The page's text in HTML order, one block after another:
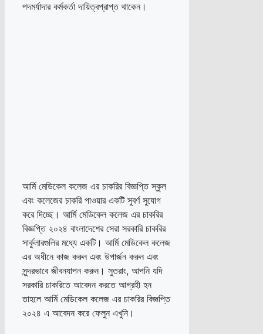
পদমর্যাদার কর্মকর্তা দায়িত্বপ্রাপ্ত থাকেন।
আর্মি মেডিকেল কলেজ এর চাকরির বিজ্ঞপ্তি স্কুল
এবং কলেজের চাকরি পাওয়ার একটি সুবর্ণ সুযোগ
করে দিচ্ছে। আর্মি মেডিকেল কলেজ এর চাকরির
বিজ্ঞপ্তি ২০২৪ বাংলাদেশের সেরা সরকারি চাকরির
সার্কুলারগুলির মধ্যে একটি। আর্মি মেডিকেল কলেজ
এর অধীনে কাজ করুন এবং উপার্জন করুন এবং
সুন্দরভাবে জীবনযাপন করুন। সুতরাং, আপনি যদি
সরকারি চাকরিতে আবেদন করতে আগ্রহী হন
তাহলে আর্মি মেডিকেল কলেজ এর চাকরির বিজ্ঞপ্তি
২০২৪ এ আবেদন করে ফেলুন এখুনি।